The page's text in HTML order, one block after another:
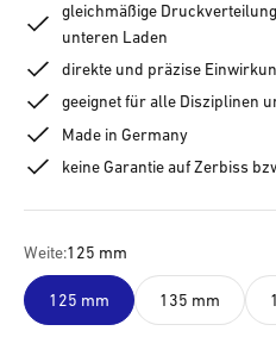
gleichmäßige
unteren Laden
direkte und präzise
geeignet für alle Disziplinen
Made in Germany
keine Garantie auf Zerbiss
Weite:125 mm
125 mm 135 mm